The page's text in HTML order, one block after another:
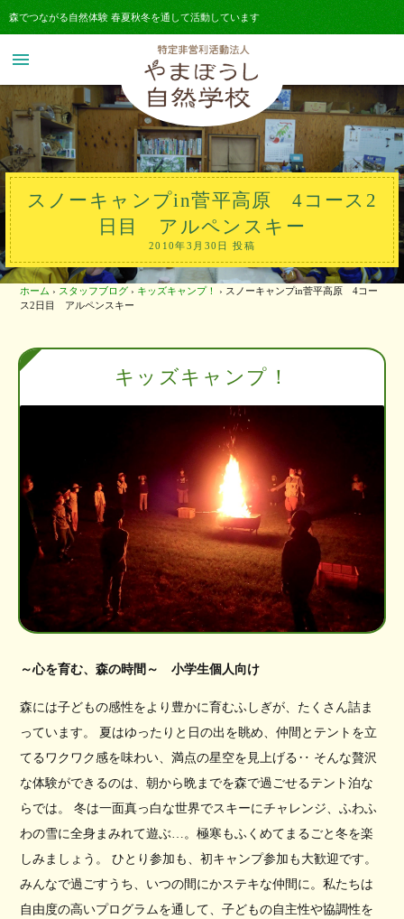
森でつながる自然体験 春夏秋冬を通して活動しています
menu
スノーキャンプin菅平高原 4コース2
日目 アルペンスキー
2010年3月30日 投稿
ホーム › スタッフブログ › キッズキャンプ！ › スノーキャンプin菅平高原 4コー
ス2日目 アルペンスキー
キッズキャンプ！
～心を育む、森の時間～ 小学生個人向け
森には子どもの感性をより豊かに育むふしぎが、たくさん詰ま
っています。 夏はゆったりと日の出を眺め、仲間とテントを立
てるワクワク感を味わい、満点の星空を見上げる‥ そんな贅沢
な体験ができるのは、朝から晩までを森で過ごせるテント泊な
らでは。 冬は一面真っ白な世界でスキーにチャレンジ、ふわふ
わの雪に全身まみれて遊ぶ…。極寒もふくめてまるごと冬を楽
しみましょう。 ひとり参加も、初キャンプ参加も大歓迎です。
みんなで過ごすうち、いつの間にかステキな仲間に。私たちは
自由度の高いプログラムを通して、子どもの自主性や協調性を